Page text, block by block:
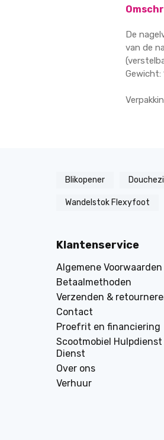
De
van de
Gewicht:
Blikopener
Wandelstok Flexyfoot
Klantenservice
Algemene Voorwaarden
Betaalmethoden
Verzenden &
Contact
Proefrit en financiering
Scootmobiel
Dienst
Over ons
Verhuur